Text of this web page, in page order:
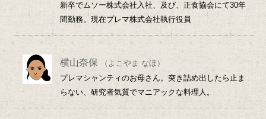
新卒でムソー株式会社入社、及び、正食協会にて30年
間勤務。現在プレマ株式会社執行役員
横山奈保
（よこやま なほ）
プレマシャンティのお母さん。突き詰め出したら止ま
らない、研究者気質でマニアックな料理人。